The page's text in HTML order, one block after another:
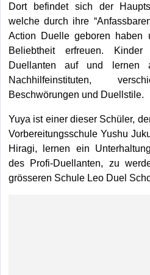
Dort befindet sich der
welche durch ihre
Action Duelle geboren haben
Beliebtheit erfreuen.
Duellanten auf und lernen
Nachhilfeinstituten,
Beschwörungen und Duellstile.
Yuya ist einer dieser Schüler,
Vorbereitungsschule Yushu
Hiragi, lernen ein
des Profi-Duellanten, zu
grösseren Schule Leo Duel